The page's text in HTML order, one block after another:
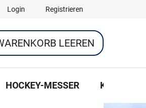
Login Registrieren
LEEREN
HOCKEY-MESSER KLEIDUNG